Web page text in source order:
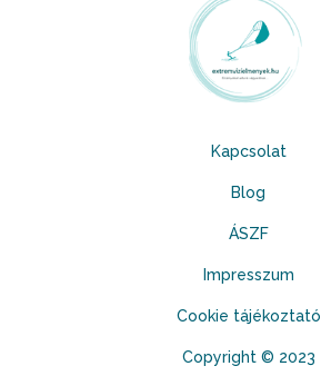
Kapcsolat
Blog
ÁSZF
Impresszum
Cookie tájékoztató
Copyright © 2023